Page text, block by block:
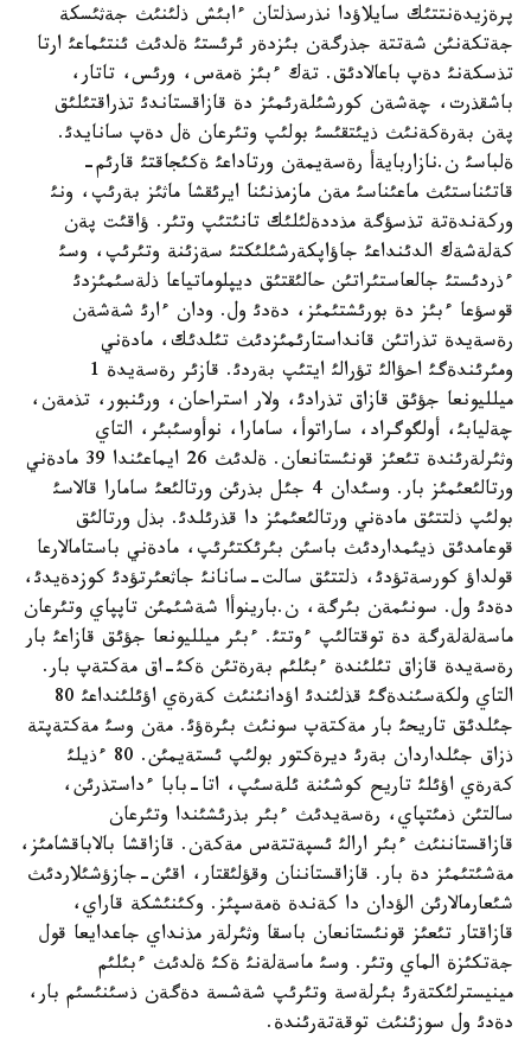
پرةزيدةنتتئك سايلاؤدا نذرسذلتان ءابئش ذلئنئث جةثئسكة
جةتكةنئن شةتتة جذرگةن بئزدةر ئرئستئ ةلدئث ئنتئماعئ ارتا
تذسكةنئ دةپ باعالادئق. تةك ءبئز ةمةس، ورئس، تاتار،
باشقذرت، چةشةن كورشئلةرئمئز دة قازاقستاندئ تذراقتئلئق
پةن بةرةكةنئث ذيئتقئسئ بولئپ وتئرعان ةل دةپ سانايدئ.
ةلباسئ ن.نازاربايةأ رةسةيمةن ورتاداعئ ةكئجاقتئ قارئم-
قاتئناستئث ماعئناسئ مةن مازمذنئنا ايرئقشا ماثئز بةرئپ، ونئ
وركةندةتة تذسؤگة مذددةلئلئك تانئتئپ وتئر. ؤاقئت پةن
كةلةشةك الدئنداعئ جاؤاپكةرشئلئكتئ سةزئنة وتئرئپ، وسئ
ءذردئستئ جالعاستئراتئن حالئقتئق ديپلوماتياعا ذلةسئمئزدئ
قوسؤعا ءبئز دة بورئشتئمئز، دةدئ ول. ودان ءارئ شةشةن
رةسةيدة تذراتئن قانداستارئمئزدئث تئلدئك، مادةني
ومئرئندةگئ احؤالئ تؤرالئ ايتئپ بةردئ. قازئر رةسةيدة 1
ميلليونعا جؤئق قازاق تذرادئ، ولار استراحان، ورئنبور، تذمةن،
چةليابئ، أولگوگراد، ساراتوأ، سامارا، نوأوسئبئر، التاي
وثئرلةرئندة تئعئز قونئستانعان. ةلدئث 26 ايماعئندا 39 مادةني
ورتالئعئمئز بار. وسئدان 4 جئل بذرئن ورتالئعئ سامارا قالاسئ
بولئپ ذلتتئق مادةني ورتالئعئمئز دا قذرئلدئ. بذل ورتالئق
قوعامدئق ذيئمداردئث باسئن بئرئكتئرئپ، مادةني باستامالارعا
قولداؤ كورسةتؤدئ، ذلتتئق سالت-سانانئ جاثعئرتؤدئ كوزدةيدئ،
دةدئ ول. سونئمةن بئرگة، ن.بارينوأا شةشئمئن تاپپاي وتئرعان
ماسةلةلةرگة دة توقتالئپ ءوتتئ. ءبئر ميلليونعا جؤئق قازاعئ بار
رةسةيدة قازاق تئلئندة ءبئلئم بةرةتئن ةكئ-اق مةكتةپ بار.
التاي ولكةسئندةگئ قذلئندئ اؤدانئنئث كةرةي اؤئلئنداعئ 80
جئلدئق تاريحئ بار مةكتةپ سونئث بئرةؤئ. مةن وسئ مةكتةپتة
ذزاق جئلداردان بةرئ ديرةكتور بولئپ ئستةيمئن. 80 ءذيلئ
كةرةي اؤئلئ تاريح كوشئنة ئلةسئپ، اتا-بابا ءداستذرئن،
سالتئن ذمئتپاي، رةسةيدئث ءبئر بذرئشئندا وتئرعان
قازاقستاننئث ءبئر ارالئ ئسپةتتةس مةكةن. قازاقشا بالاباقشامئز،
مةشئتئمئز دة بار. قازاقستاننان وقؤلئقتار، اقئن-جازؤشئلاردئث
شئعارمالارئن الؤدان دا كةندة ةمةسپئز. وكئنئشكة قاراي،
قازاقتار تئعئز قونئستانعان باسقا وثئرلةر مذنداي جاعدايعا قول
جةتكئزة الماي وتئر. وسئ ماسةلةنئ ةكئ ةلدئث ءبئلئم
مينيسترلئكتةرئ بئرلةسة وتئرئپ شةشسة دةگةن ذسئنئسئم بار،
دةدئ ول سوزئنئث توقةتةرئندة.